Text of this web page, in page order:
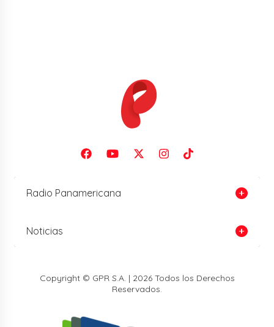
Radio Panamericana
Noticias
Copyright © GPR S.A. | 2026 Todos los Derechos
Reservados.